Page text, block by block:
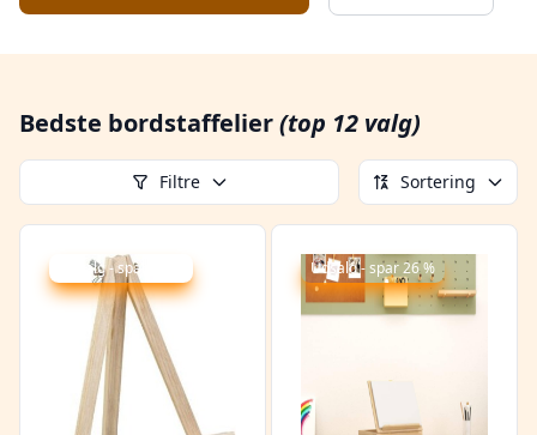
Bedste bordstaffelier(top 12 valg)
Filtre Sortering
Udsalg - spar 32 % Udsalg - spar 26 %